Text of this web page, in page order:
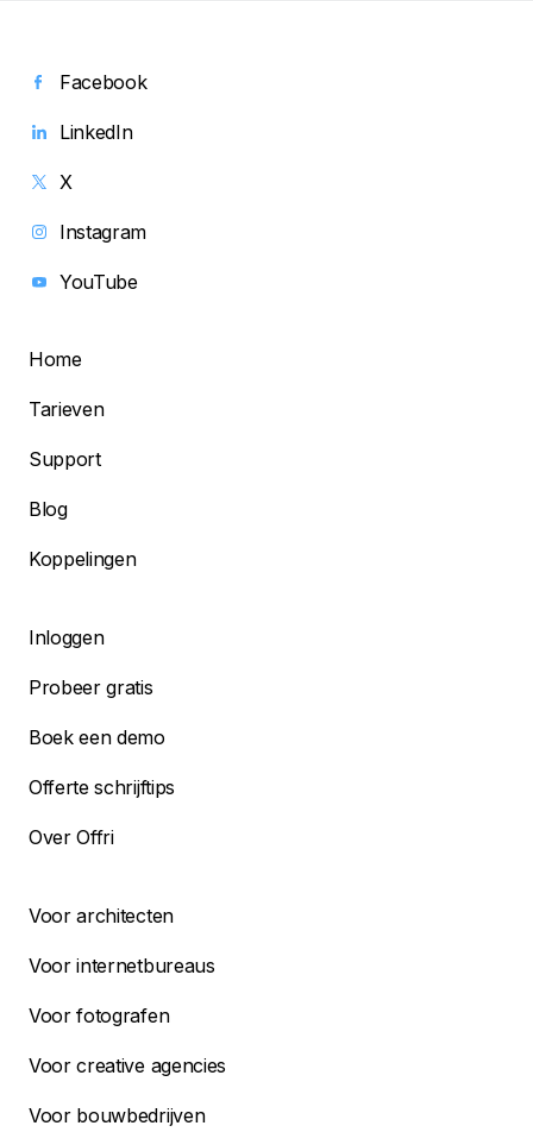
Facebook
LinkedIn
X
Instagram
YouTube
Home
Tarieven
Support
Blog
Koppelingen
Inloggen
Probeer gratis
Boek een demo
Offerte schrijftips
Over Offri
Voor architecten
Voor internetbureaus
Voor fotografen
Voor creative agencies
Voor bouwbedrijven